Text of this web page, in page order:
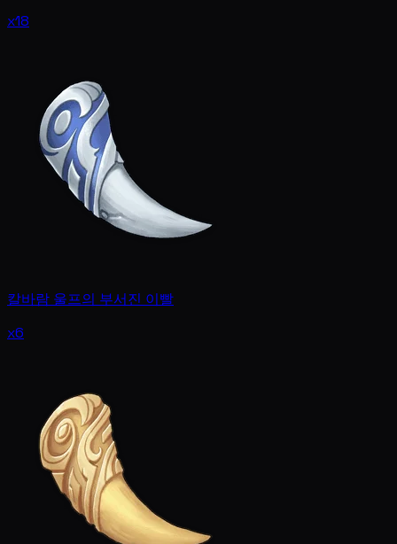
x18
칼바람 울프의 부서진 이빨
x6